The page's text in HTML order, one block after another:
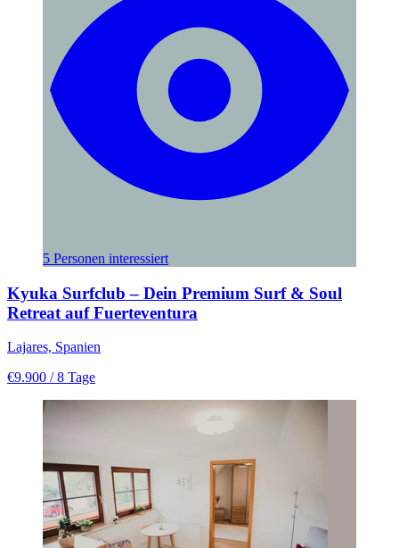
5 Personen interessiert
Kyuka Surfclub – Dein Premium Surf & Soul
Retreat auf Fuerteventura
Lajares, Spanien
€9.900 / 8 Tage